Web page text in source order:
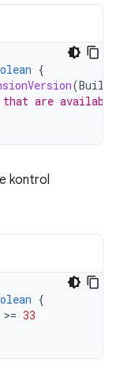
{
(Build
are
kontrol
{
>= 33